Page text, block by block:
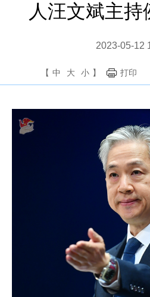
人汪文斌主
2023-05-12
【 中 大 小 】 打印